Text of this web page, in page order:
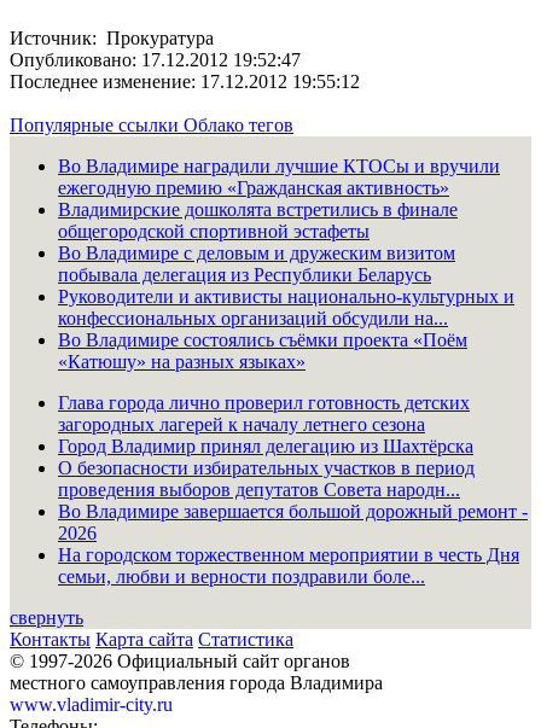
Источник: Прокуратура
Опубликовано: 17.12.2012 19:52:47
Последнее изменение: 17.12.2012 19:55:12
Популярные ссылки Облако тегов
Во Владимире наградили лучшие КТОСы и вручили
ежегодную премию «Гражданская активность»
Владимирские дошколята встретились в финале
общегородской спортивной эстафеты
Во Владимире с деловым и дружеским визитом
побывала делегация из Республики Беларусь
Руководители и активисты национально-культурных и
конфессиональных организаций обсудили на...
Во Владимире состоялись съёмки проекта «Поём
«Катюшу» на разных языках»
Глава города лично проверил готовность детских
загородных лагерей к началу летнего сезона
Город Владимир принял делегацию из Шахтёрска
О безопасности избирательных участков в период
проведения выборов депутатов Совета народн...
Во Владимире завершается большой дорожный ремонт -
2026
На городском торжественном мероприятии в честь Дня
семьи, любви и верности поздравили боле...
свернуть
Контакты Карта сайта Статистика
© 1997-2026 Официальный сайт органов
местного самоуправления города Владимира
www.vladimir-city.ru